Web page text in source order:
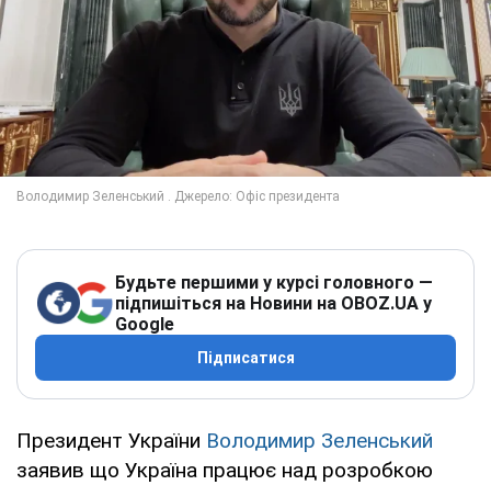
Будьте першими у курсі головного —
підпишіться на Новини на OBOZ.UA у
Google
Підписатися
Президент України Володимир Зеленський
заявив що Україна працює над розробкою